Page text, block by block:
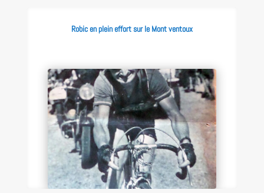
Robic en plein effort sur le Mont ventoux